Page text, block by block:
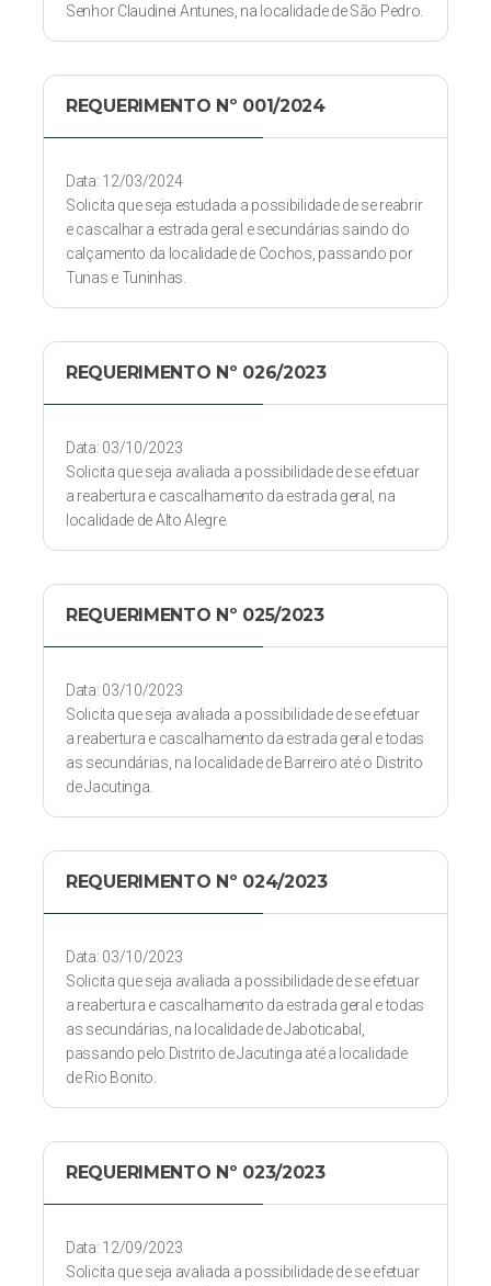
Senhor Claudinei Antunes, na localidade de São Pedro.
REQUERIMENTO Nº 001/2024
Data: 12/03/2024
Solicita que seja estudada a possibilidade de se reabrir
e cascalhar a estrada geral e secundárias saindo do
calçamento da localidade de Cochos, passando por
Tunas e Tuninhas.
REQUERIMENTO Nº 026/2023
Data: 03/10/2023
Solicita que seja avaliada a possibilidade de se efetuar
a reabertura e cascalhamento da estrada geral, na
localidade de Alto Alegre.
REQUERIMENTO Nº 025/2023
Data: 03/10/2023
Solicita que seja avaliada a possibilidade de se efetuar
a reabertura e cascalhamento da estrada geral e todas
as secundárias, na localidade de Barreiro até o Distrito
de Jacutinga.
REQUERIMENTO Nº 024/2023
Data: 03/10/2023
Solicita que seja avaliada a possibilidade de se efetuar
a reabertura e cascalhamento da estrada geral e todas
as secundárias, na localidade de Jaboticabal,
passando pelo Distrito de Jacutinga até a localidade
de Rio Bonito.
REQUERIMENTO Nº 023/2023
Data: 12/09/2023
Solicita que seja avaliada a possibilidade de se efetuar